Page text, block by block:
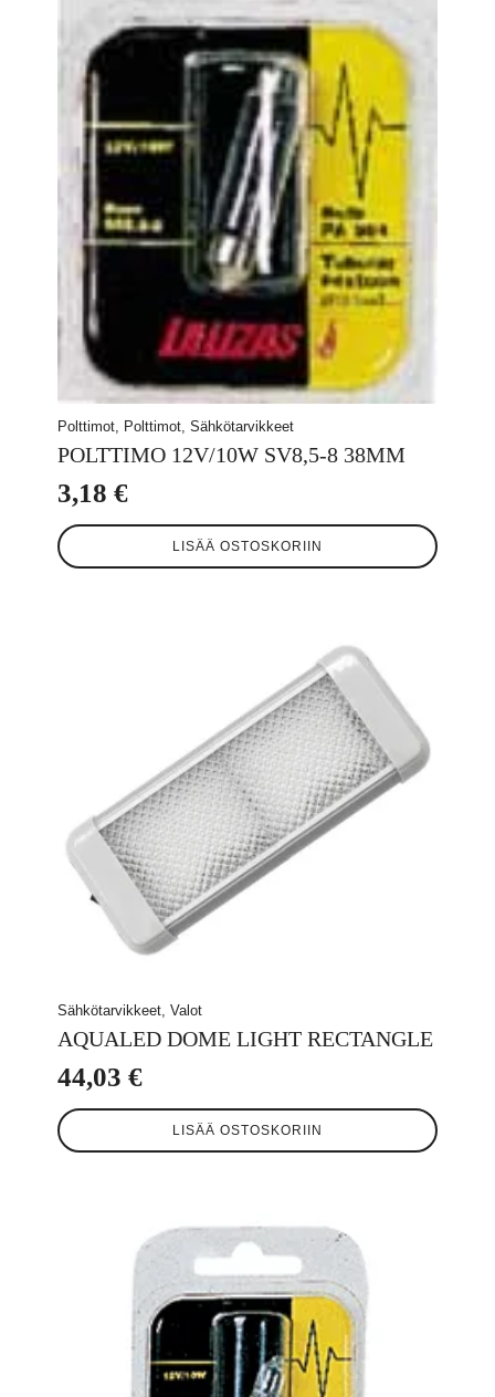
Polttimot, Polttimot, Sähkötarvikkeet
POLTTIMO 12V/10W SV8,5-8 38MM
3,18 €
LISÄÄ OSTOSKORIIN
Sähkötarvikkeet, Valot
AQUALED DOME LIGHT RECTANGLE
44,03 €
LISÄÄ OSTOSKORIIN